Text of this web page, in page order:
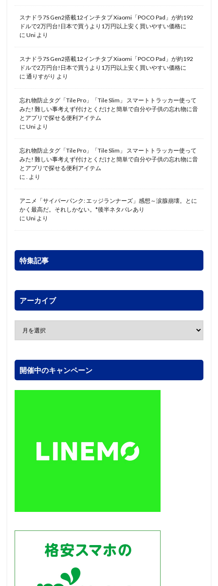
スナドラ7S Gen2搭載12インチタブ Xiaomi「POCO Pad」が約192
ドルで2万円台!日本で買うより1万円以上安く買いやすい価格に
に Uni より
スナドラ7S Gen2搭載12インチタブ Xiaomi「POCO Pad」が約192
ドルで2万円台!日本で買うより1万円以上安く買いやすい価格に
に 通りすがり より
忘れ物防止タグ「Tile Pro」「Tile Slim」 スマートトラッカー使って
みた! 難しい事考えず付けとくだけと簡単で自分や子供の忘れ物に音
とアプリで探せる便利アイテム
に Uni より
忘れ物防止タグ「Tile Pro」「Tile Slim」 スマートトラッカー使って
みた! 難しい事考えず付けとくだけと簡単で自分や子供の忘れ物に音
とアプリで探せる便利アイテム
に . より
アニメ「サイバーパンク: エッジランナーズ」感想～涙腺崩壊。とに
かく最高だ。それしかない。*後半ネタバレあり
に Uni より
特集記事
アーカイブ
開催中のキャンペーン